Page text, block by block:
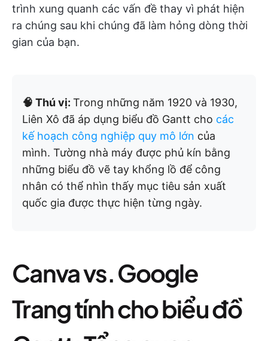
trình xung quanh các vấn đề thay vì phát hiện
ra chúng sau khi chúng đã làm hỏng dòng thời
gian của bạn.
🧠 Thú vị: Trong những năm 1920 và 1930,
Liên Xô đã áp dụng biểu đồ Gantt cho các
kế hoạch công nghiệp quy mô lớn của
mình. Tường nhà máy được phủ kín bằng
những biểu đồ vẽ tay khổng lồ để công
nhân có thể nhìn thấy mục tiêu sản xuất
quốc gia được thực hiện từng ngày.
Canva vs. Google
Trang tính cho biểu đồ